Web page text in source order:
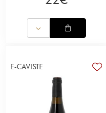
E-CAVISTE